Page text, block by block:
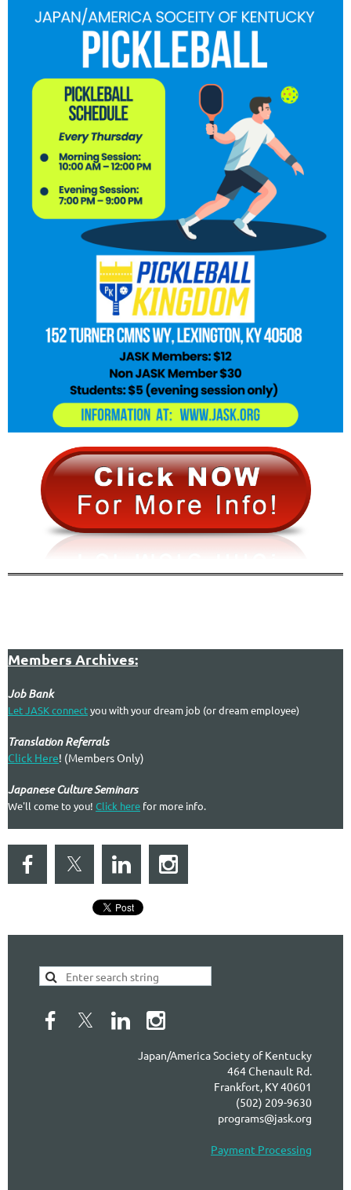
Members Archives:
Job Bank
Let JASK connectyou with your dream job (or dream employee)
Translation Referrals
Click Here! (Members Only)
Japanese Culture Seminars
We'll come to you! Click here for more info.
Japan/America Society of Kentucky
464 Chenault Rd.
Frankfort, KY 40601
(502) 209-9630
programs@jask.org
Payment Processing